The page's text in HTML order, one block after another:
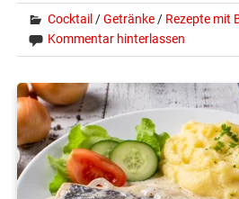
Cocktail /Getränke / Rezepte mit
Kommentar hinterlassen